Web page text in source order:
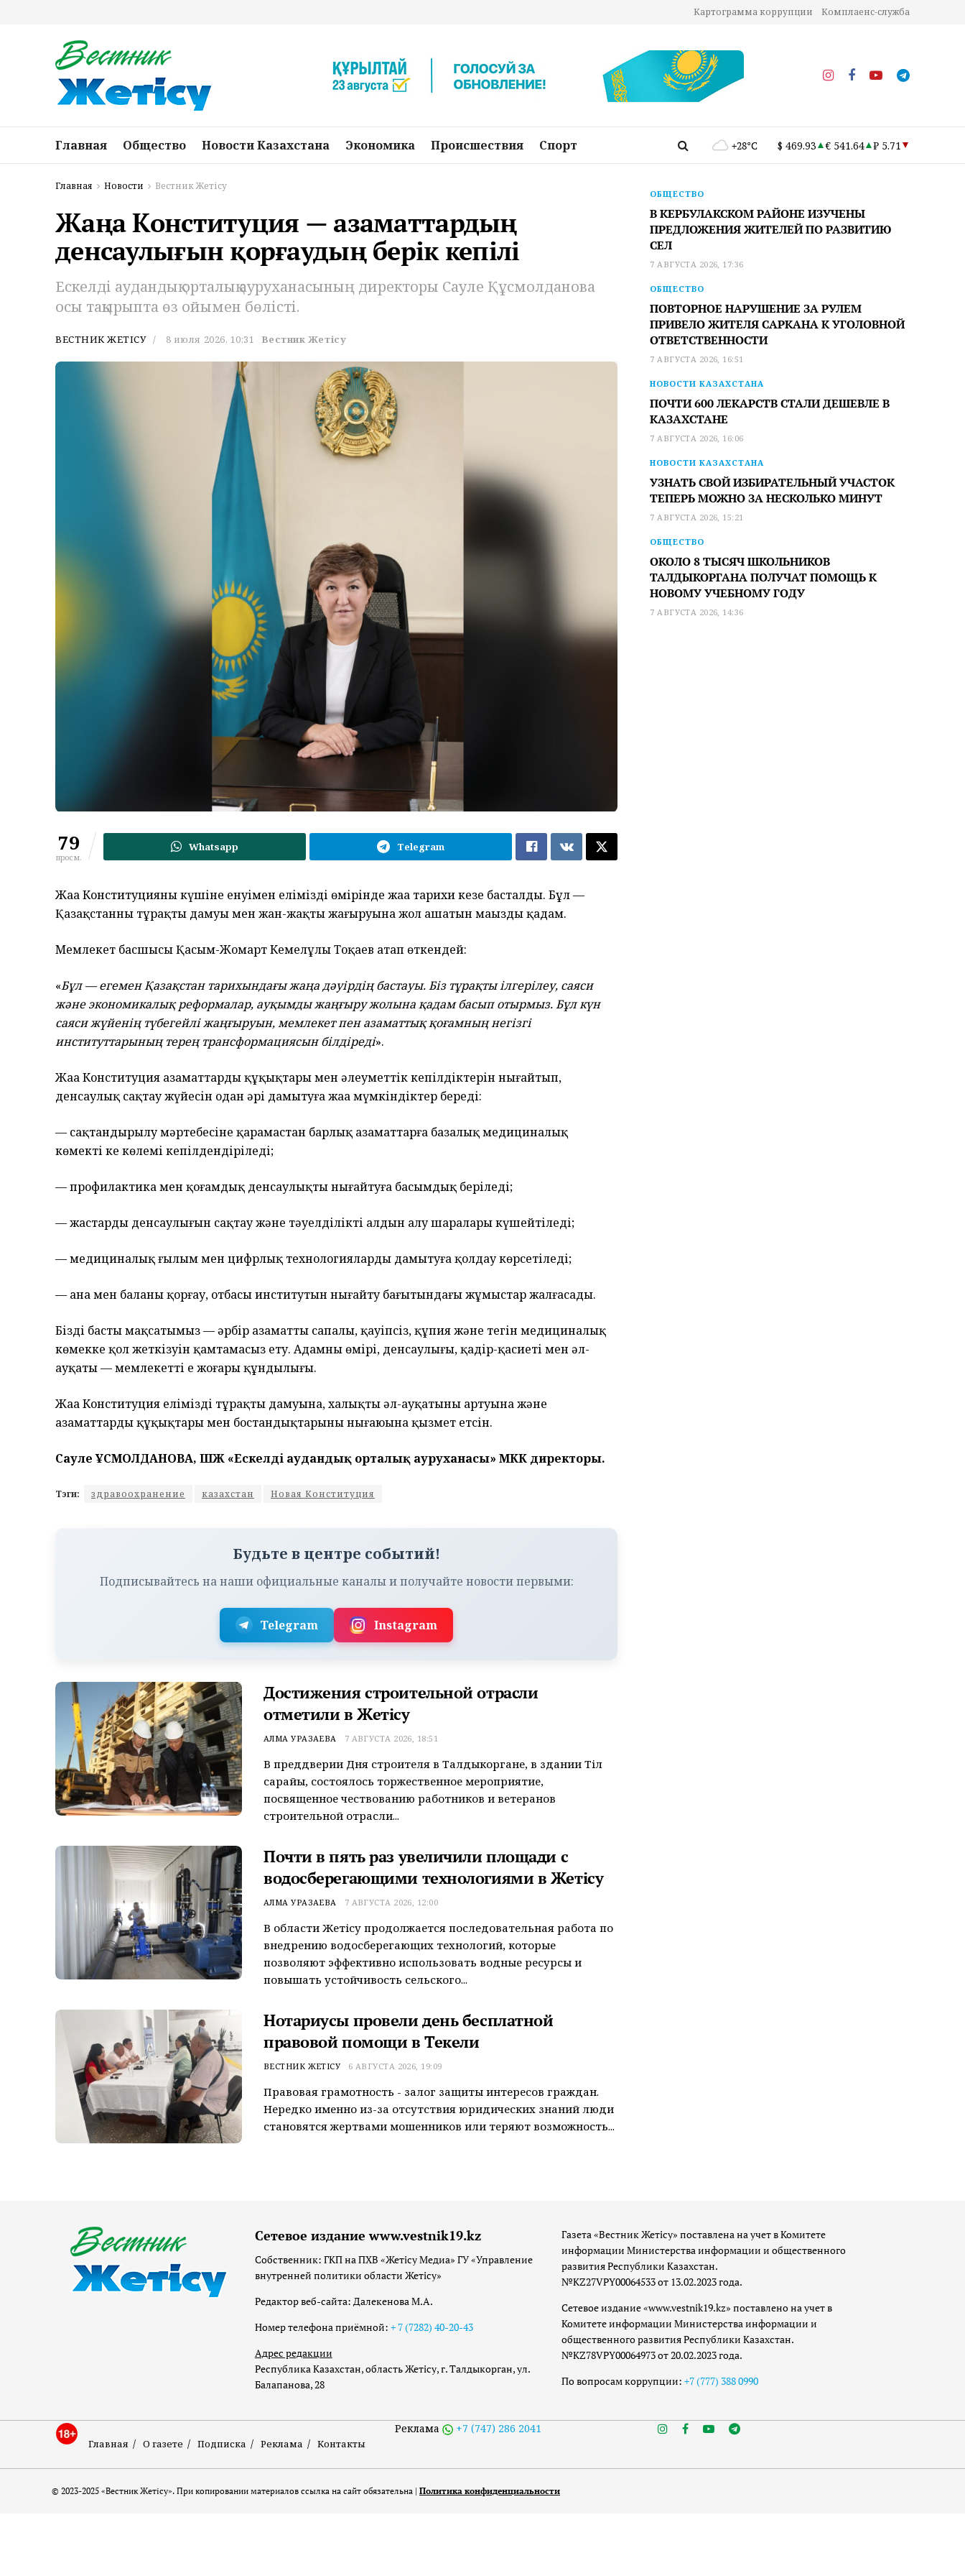
Картограмма коррупции Комплаенс-служба
Главная Общество Новости Казахстана Экономика Происшествия Спорт +28°C $ 469.93 € 541.64 ₽ 5.71
Главная Новости Вестник Жетісу
Жаңа Конституция — азаматтардың
денсаулығын қорғаудың берік кепілі
Ескелді аудандық орталық ауруханасының директоры Сауле Құсмолданова
осы тақырыпта өз ойымен бөлісті.
ВЕСТНИК ЖЕТІСУ 8 июля 2026, 10:31 Вестник Жетісу
79
просм.
Whatsapp Telegram
Жаңа Конституцияның күшіне енуімен еліміздің өмірінде жаңа тарихи кезең басталды. Бұл —
Қазақстанның тұрақты дамуы мен жан-жақты жаңғыруына жол ашатын маңызды қадам.
Мемлекет басшысы Қасым-Жомарт Кемелұлы Тоқаев атап өткендей:
«Бұл — егемен Қазақстан тарихындағы жаңа дәуірдің бастауы. Біз тұрақты ілгерілеу, саяси
және экономикалық реформалар, ауқымды жаңғыру жолына қадам басып отырмыз. Бұл күн
саяси жүйенің түбегейлі жаңғыруын, мемлекет пен азаматтық қоғамның негізгі
институттарының терең трансформациясын білдіреді».
Жаңа Конституция азаматтардың құқықтары мен әлеуметтік кепілдіктерін нығайтып,
денсаулық сақтау жүйесін одан әрі дамытуға жаңа мүмкіндіктер береді:
— сақтандырылу мәртебесіне қарамастан барлық азаматтарға базалық медициналық
көмектің кең көлемі кепілдендіріледі;
— профилактика мен қоғамдық денсаулықты нығайтуға басымдық беріледі;
— жастардың денсаулығын сақтау және тәуелділіктің алдын алу шаралары күшейтіледі;
— медициналық ғылым мен цифрлық технологияларды дамытуға қолдау көрсетіледі;
— ана мен баланы қорғау, отбасы институтын нығайту бағытындағы жұмыстар жалғасады.
Біздің басты мақсатымыз — әрбір азаматтың сапалы, қауіпсіз, құпия және тегін медициналық
көмекке қол жеткізуін қамтамасыз ету. Адамның өмірі, денсаулығы, қадір-қасиеті мен әл-
ауқаты — мемлекеттің ең жоғары құндылығы.
Жаңа Конституция еліміздің тұрақты дамуына, халықтың әл-ауқатының артуына және
азаматтардың құқықтары мен бостандықтарының нығаюына қызмет етсін.
Сауле ҚҰСМОЛДАНОВА, ШЖҚ «Ескелді аудандық орталық ауруханасы» МКК директоры.
Тэги: здравоохранение казахстан Новая Конституция
Будьте в центре событий!
Подписывайтесь на наши официальные каналы и получайте новости первыми:
Telegram Instagram
Достижения строительной отрасли
отметили в Жетісу
АЛМА УРАЗАЕВА 7 АВГУСТА 2026, 18:51
В преддверии Дня строителя в Талдыкоргане, в здании Тіл
сарайы, состоялось торжественное мероприятие,
посвященное чествованию работников и ветеранов
строительной отрасли...
Почти в пять раз увеличили площади с
водосберегающими технологиями в Жетісу
АЛМА УРАЗАЕВА 7 АВГУСТА 2026, 12:00
В области Жетісу продолжается последовательная работа по
внедрению водосберегающих технологий, которые
позволяют эффективно использовать водные ресурсы и
повышать устойчивость сельского...
Нотариусы провели день бесплатной
правовой помощи в Текели
ВЕСТНИК ЖЕТІСУ 6 АВГУСТА 2026, 19:09
Правовая грамотность - залог защиты интересов граждан.
Нередко именно из-за отсутствия юридических знаний люди
становятся жертвами мошенников или теряют возможность...
ОБЩЕСТВО
В КЕРБУЛАКСКОМ РАЙОНЕ ИЗУЧЕНЫ
ПРЕДЛОЖЕНИЯ ЖИТЕЛЕЙ ПО РАЗВИТИЮ
СЕЛ
7 АВГУСТА 2026, 17:36
ОБЩЕСТВО
ПОВТОРНОЕ НАРУШЕНИЕ ЗА РУЛЕМ
ПРИВЕЛО ЖИТЕЛЯ САРКАНА К УГОЛОВНОЙ
ОТВЕТСТВЕННОСТИ
7 АВГУСТА 2026, 16:51
НОВОСТИ КАЗАХСТАНА
ПОЧТИ 600 ЛЕКАРСТВ СТАЛИ ДЕШЕВЛЕ В
КАЗАХСТАНЕ
7 АВГУСТА 2026, 16:06
НОВОСТИ КАЗАХСТАНА
УЗНАТЬ СВОЙ ИЗБИРАТЕЛЬНЫЙ УЧАСТОК
ТЕПЕРЬ МОЖНО ЗА НЕСКОЛЬКО МИНУТ
7 АВГУСТА 2026, 15:21
ОБЩЕСТВО
ОКОЛО 8 ТЫСЯЧ ШКОЛЬНИКОВ
ТАЛДЫКОРГАНА ПОЛУЧАТ ПОМОЩЬ К
НОВОМУ УЧЕБНОМУ ГОДУ
7 АВГУСТА 2026, 14:36
Сетевое издание www.vestnik19.kz
Собственник: ГКП на ПХВ «Жетісу Медиа» ГУ «Управление
внутренней политики области Жетісу»
Редактор веб-сайта: Далекенова М.А.
Номер телефона приёмной: + 7 (7282) 40-20-43
Адрес редакции
Республика Казахстан, область Жетісу, г. Талдыкорган, ул.
Балапанова, 28
Газета «Вестник Жетісу» поставлена на учет в Комитете
информации Министерства информации и общественного
развития Республики Казахстан.
№KZ27VPY00064533 от 13.02.2023 года.
Сетевое издание «www.vestnik19.kz» поставлено на учет в
Комитете информации Министерства информации и
общественного развития Республики Казахстан.
№KZ78VPY00064973 от 20.02.2023 года.
По вопросам коррупции: +7 (777) 388 0990
Главная О газете Подписка Реклама Контакты
Реклама +7 (747) 286 2041
© 2023-2025 «Вестник Жетісу». При копировании материалов ссылка на сайт обязательна | Политика конфиденциальности